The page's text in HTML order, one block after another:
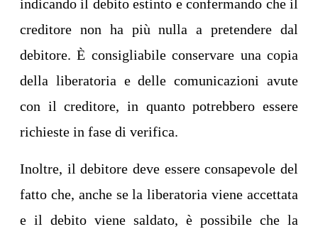
indicando il debito estinto e confermando che il
creditore non ha più nulla a pretendere dal
debitore. È consigliabile conservare una copia
della liberatoria e delle comunicazioni avute
con il creditore, in quanto potrebbero essere
richieste in fase di verifica.
Inoltre, il debitore deve essere consapevole del
fatto che, anche se la liberatoria viene accettata
e il debito viene saldato, è possibile che la